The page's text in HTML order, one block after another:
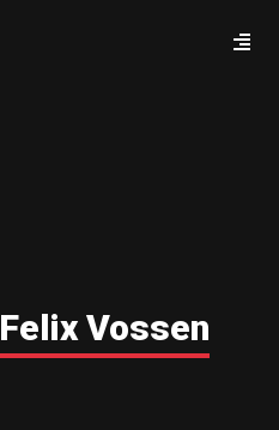
Felix Vossen